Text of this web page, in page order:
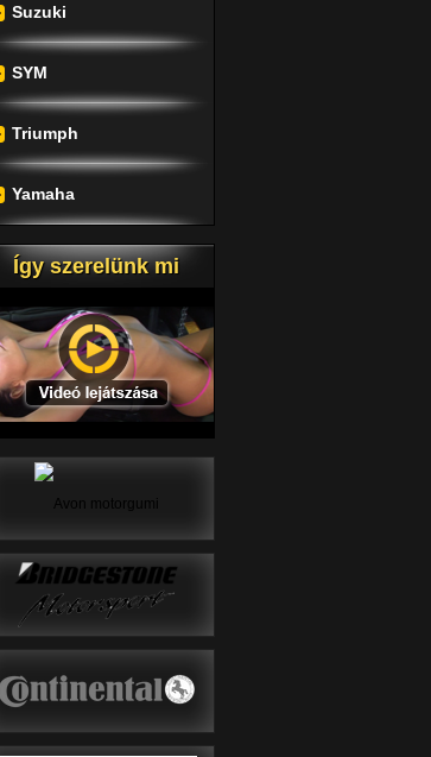
Suzuki
SYM
Triumph
Yamaha
Így szerelünk mi